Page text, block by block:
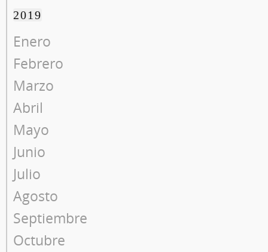
2019
Enero
Febrero
Marzo
Abril
Mayo
Junio
Julio
Agosto
Septiembre
Octubre